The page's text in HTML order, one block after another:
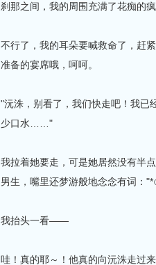
刹那之间，我的周围充满了花痴的
不行了，我的耳朵要喊救命了，赶
准备的宴席哦，呵呵。
"沅洙，别看了，我们快走吧！我已
少口水……"
我拉着她要走，可是她居然没有半
男生，嘴里还梦游般地念念有词
我抬头一看——
哇！真的耶～！他真的向沅洙走过